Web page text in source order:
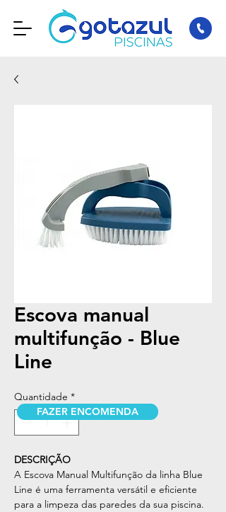
Escova manual
multifunção - Blue
Line
Quantidade *
DESCRIÇÃO
A Escova Manual Multifunção da linha Blue
Line é uma ferramenta versátil e eficiente
para a limpeza das paredes da sua piscina.
FAZER ENCOMENDA